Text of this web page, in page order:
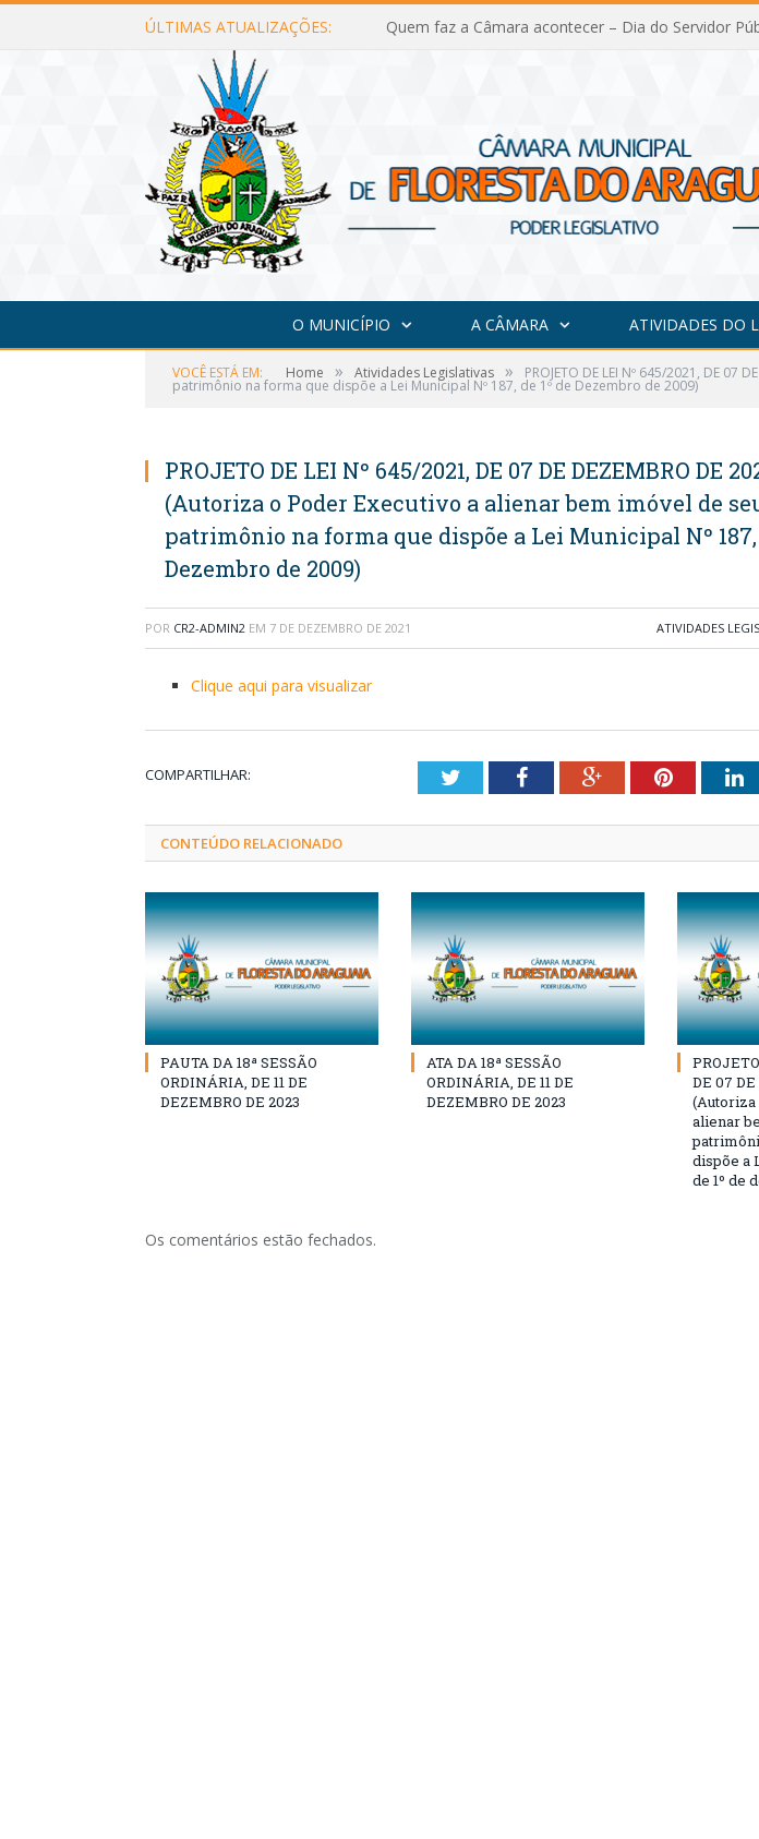
ÚLTIMAS ATUALIZAÇÕES: Quem faz a Câmara acontecer – Dia do Servidor
O MUNICÍPIO A CÂMARA ATIVIDADES DO
VOCÊ ESTÁ EM: Home » Atividades Legislativas » PROJETO DE LEI Nº 645/2021, DE
patrimônio na forma que dispõe a Lei Municipal Nº 187, de 1º de Dezembro de 2009)
PROJETO DE LEI Nº 645/2021, DE 07 DE DEZEMBRO DE
(Autoriza o Poder Executivo a alienar bem imóvel de
patrimônio na forma que dispõe a Lei Municipal Nº 187,
Dezembro de 2009)
POR CR2-ADMIN2 EM 7 DE DEZEMBRO DE 2021 ATIVIDADES
Clique aqui para visualizar
COMPARTILHAR: TwitterFacebookGoogle+Pinterest
CONTEÚDO RELACIONADO
PAUTA DA 18ª SESSÃO
ORDINÁRIA, DE 11 DE
DEZEMBRO DE 2023
ATA DA 18ª SESSÃO
ORDINÁRIA, DE 11 DE
DEZEMBRO DE 2023
DE 07
(Autoriza
alienar
dispõe a
de 1º de
Os comentários estão fechados.